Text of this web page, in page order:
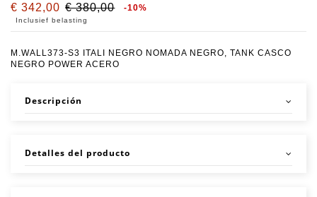
€ 342,00 € 380,00 -10%
Inclusief belasting
M.WALL373-S3 ITALI NEGRO NOMADA NEGRO, TANK CASCO
NEGRO POWER ACERO
Descripción
Detalles del producto